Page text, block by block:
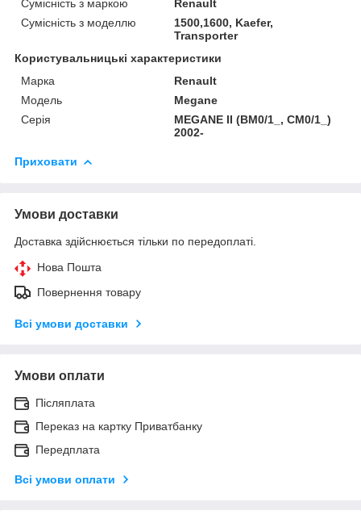
Сумісність з маркою
Renault
Сумісність з моделлю
1500,1600, Kaefer,
Transporter
Користувальницькі характеристики
Марка
Renault
Модель
Megane
Серія
MEGANE II (BM0/1_, CM0/1_)
2002-
Приховати
Умови доставки
Доставка здійснюється тільки по передоплаті.
Нова Пошта
Повернення товару
Всі умови доставки
Умови оплати
Післяплата
Переказ на картку Приватбанку
Передплата
Всі умови оплати